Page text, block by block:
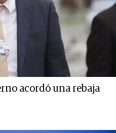
acordó una rebaja